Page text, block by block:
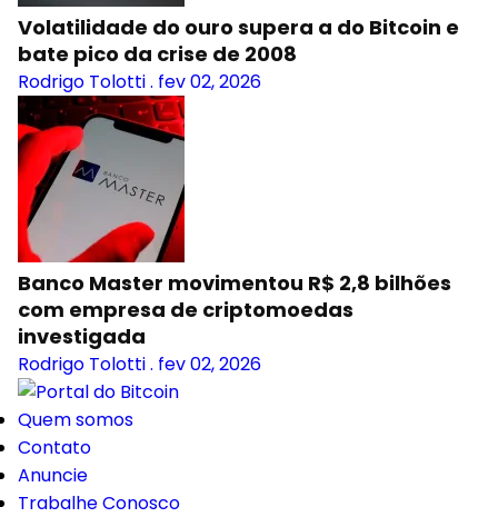
Volatilidade do ouro supera a do Bitcoin e
bate pico da crise de 2008
Rodrigo Tolotti. fev 02, 2026
Banco Master movimentou R$ 2,8 bilhões
com empresa de criptomoedas
investigada
Rodrigo Tolotti. fev 02, 2026
Quem somos
Contato
Anuncie
Trabalhe Conosco